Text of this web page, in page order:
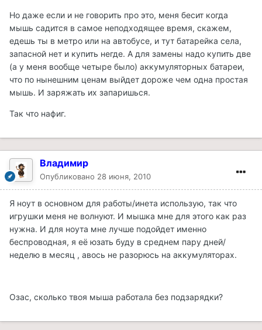
Но даже если и не говорить про это, меня бесит когда
мышь садится в самое неподходящее время, скажем,
едешь ты в метро или на автобусе, и тут батарейка села,
запасной нет и купить негде. А для замены надо купить две
(а у меня вообще четыре было) аккумуляторных батареи,
что по нынешним ценам выйдет дороже чем одна простая
мышь. И заряжать их запаришься.
Так что нафиг.
Владимир
Опубликовано 28 июня, 2010
Я ноут в основном для работы/инета использую, так что
игрушки меня не волнуют. И мышка мне для этого как раз
нужна. И для ноута мне лучше подойдет именно
беспроводная, я её юзать буду в среднем пару дней/
неделю в месяц , авось не разорюсь на аккумуляторах.
Озас, сколько твоя мыша работала без подзарядки?